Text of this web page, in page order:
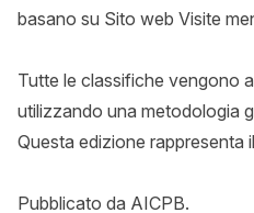
basano su Sito web Visite
Tutte le classifiche vengono
utilizzando una metodologia
Questa edizione rappresenta
Pubblicato da AICPB.